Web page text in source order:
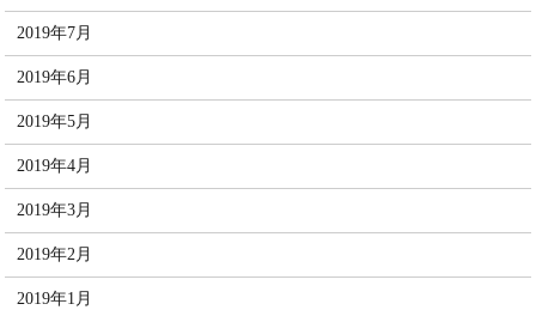
2019年7月
2019年6月
2019年5月
2019年4月
2019年3月
2019年2月
2019年1月